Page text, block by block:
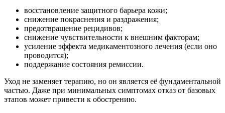
восстановление защитного барьера кожи;
снижение покраснения и раздражения;
предотвращение рецидивов;
снижение чувствительности к внешним факторам;
усиление эффекта медикаментозного лечения (если оно
проводится);
поддержание состояния ремиссии.
Уход не заменяет терапию, но он является её фундаментальной
частью. Даже при минимальных симптомах отказ от базовых
этапов может привести к обострению.